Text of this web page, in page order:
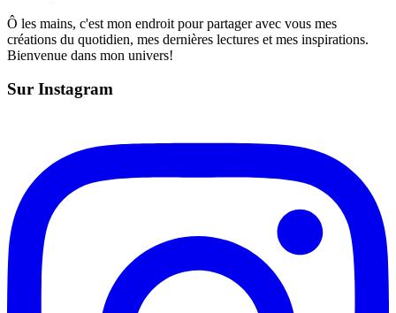
Ô les mains, c'est mon endroit pour partager avec vous mes
créations du quotidien, mes dernières lectures et mes inspirations.
Bienvenue dans mon univers!
Sur Instagram